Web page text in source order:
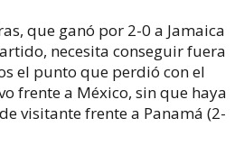
que ganó por 2-0 a Jamaica
necesita conseguir fuera
el punto que perdió con el
frente a México, sin que haya
visitante frente a Panamá (2-